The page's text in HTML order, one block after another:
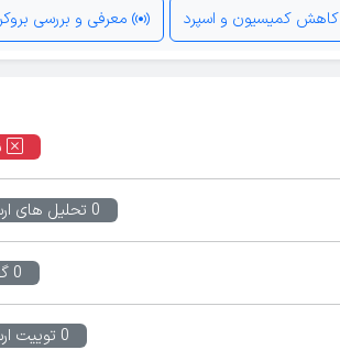
کاهش کمیسیون و اسپرد معرفی و بررسی
0 تحلیل های ارسالی
0 گفتگو
0 توییت ارسالی